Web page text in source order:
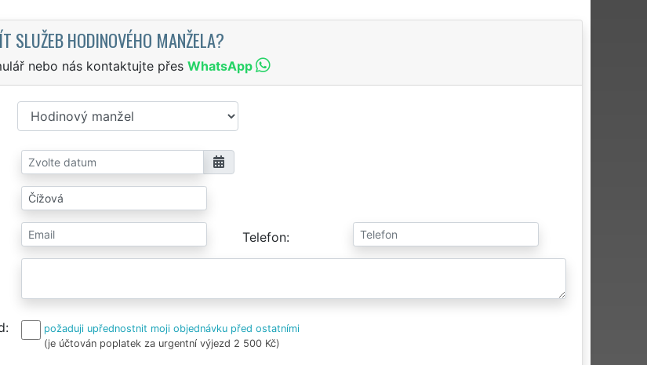
SLUŽEB HODINOVÉHO MANŽELA?
nebo nás kontaktujte přes WhatsApp
Telefon
požaduji upřednostnit moji objednávku před ostatními
(je účtován poplatek za urgentní výjezd 2 500 Kč)